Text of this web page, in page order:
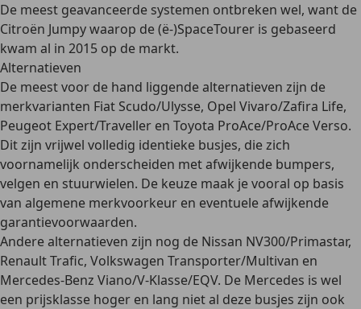
De meest geavanceerde systemen ontbreken wel, want de
Citroën Jumpy waarop de (ë-)SpaceTourer is gebaseerd
kwam al in 2015 op de markt.
Alternatieven
De meest voor de hand liggende alternatieven zijn de
merkvarianten Fiat Scudo/Ulysse, Opel Vivaro/Zafira Life,
Peugeot Expert/Traveller en Toyota ProAce/ProAce Verso.
Dit zijn vrijwel volledig identieke busjes, die zich
voornamelijk onderscheiden met afwijkende bumpers,
velgen en stuurwielen. De keuze maak je vooral op basis
van algemene merkvoorkeur en eventuele afwijkende
garantievoorwaarden.
Andere alternatieven zijn nog de Nissan NV300/Primastar,
Renault Trafic, Volkswagen Transporter/Multivan en
Mercedes-Benz Viano/V-Klasse/EQV. De Mercedes is wel
een prijsklasse hoger en lang niet al deze busjes zijn ook